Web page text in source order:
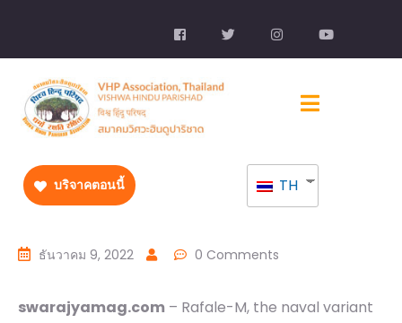
บริจาคตอนนี้ TH
ธันวาคม 9, 2022 0 Comments
swarajyamag.com – Rafale-M, the naval variant